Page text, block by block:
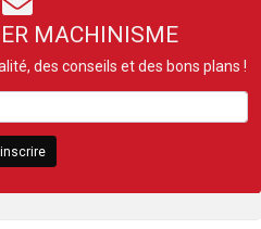
MACHINISME
des conseils et des bons plans !